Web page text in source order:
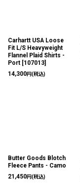
Carhartt USA Loose
Fit L/S Heavyweight
Flannel Plaid Shirts -
Port [107013]
14,300円(税込)
Butter Goods Blotch
Fleece Pants - Camo
21,450円(税込)